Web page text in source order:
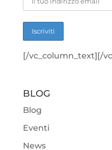
[/vc_column_text][/
BLOG
Blog
Eventi
News